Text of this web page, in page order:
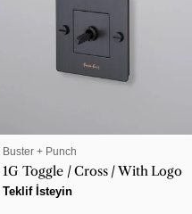
SATICI:
Buster + Punch
1G Toggle / Cross / With Logo
Normal
Teklif İsteyin